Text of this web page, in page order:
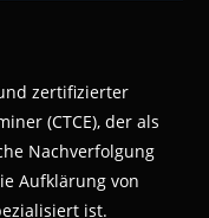
zertifizierter
(CTCE), der als
Nachverfolgung
Aufklärung von
ist.